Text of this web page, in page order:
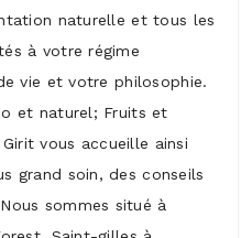
naturelle et tous les
à votre régime
vie et votre philosophie.
et naturel; Fruits et
vous accueille ainsi
grand soin, des conseils
sommes situé à